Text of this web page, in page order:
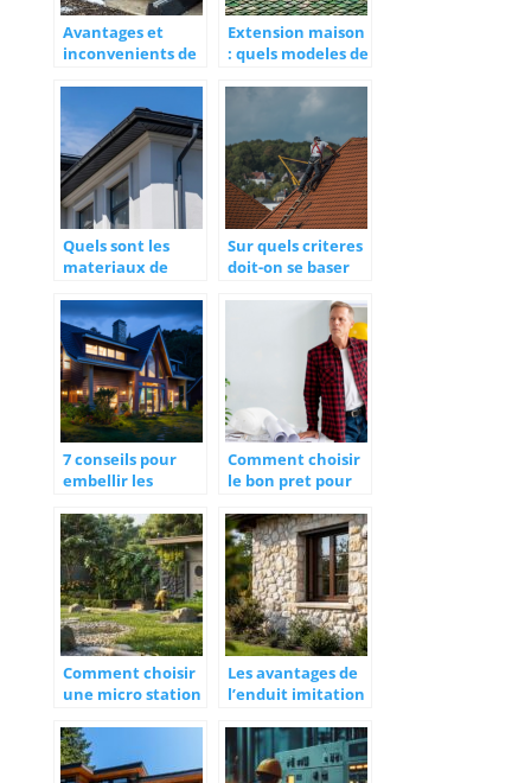
Avantages et
inconvenients de
Extension maison
: quels modeles de
Quels sont les
materiaux de
Sur quels criteres
doit-on se baser
bon couvreur ?
7 conseils pour
embellir les
maison
Comment choisir
le bon pret pour
travaux de
renovation ?
Comment choisir
une micro station
votre maison
Les avantages de
l’enduit imitation
sublimer votre
façade :